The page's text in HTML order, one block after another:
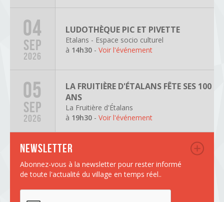
04
SEP
2026
LUDOTHÈQUE PIC ET PIVETTE
Etalans - Espace socio culturel
à 14h30 - Voir l'événement
05
SEP
2026
LA FRUITIÈRE D'ÉTALANS FÊTE SES 100
ANS
La Fruitière d'Étalans
à 19h30 - Voir l'événement
Newsletter
Abonnez-vous à la newsletter pour rester informé
de toute l'actualité du village en temps réel..